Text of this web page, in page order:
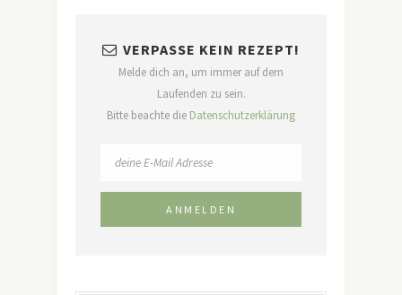
VERPASSE KEIN REZEPT!
Melde dich an, um immer auf dem
Laufenden zu sein.
Bitte beachte die Datenschutzerklärung